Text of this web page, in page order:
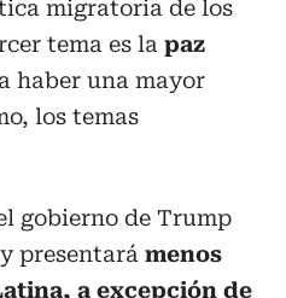
migratoria de los
tema es la paz
haber una mayor
los temas
gobierno de Trump
presentará menos
a excepción de